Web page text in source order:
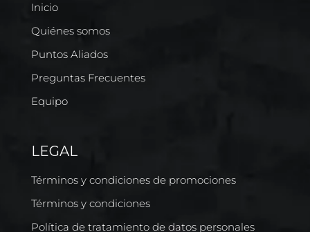
Inicio
Quiénes somos
Puntos Aliados
Preguntas Frecuentes
Equipo
LEGAL
Términos y condiciones de promociones
Términos y condiciones
Política de tratamiento de datos personales